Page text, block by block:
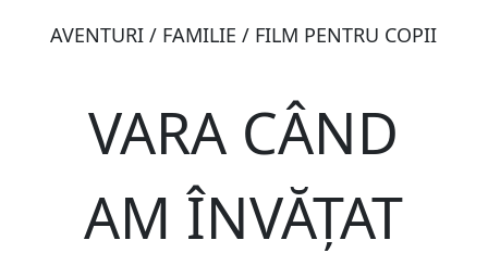
AVENTURI / FAMILIE / FILM PENTRU COPII
VARA CÂND
AM ÎNVĂȚAT